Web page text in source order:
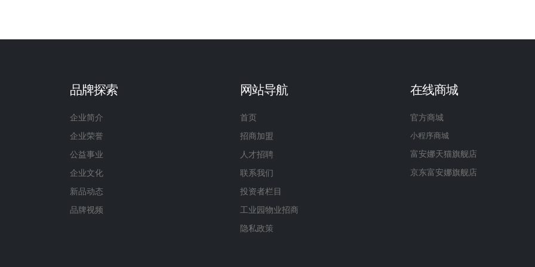
品牌探索
企业简介
企业荣誉
公益事业
企业文化
新品动态
品牌视频
网站导航
首页
招商加盟
人才招聘
联系我们
投资者栏目
工业园物业招商
隐私政策
在线商城
官方商城
小程序商城
富安娜天猫旗舰店
京东富安娜旗舰店